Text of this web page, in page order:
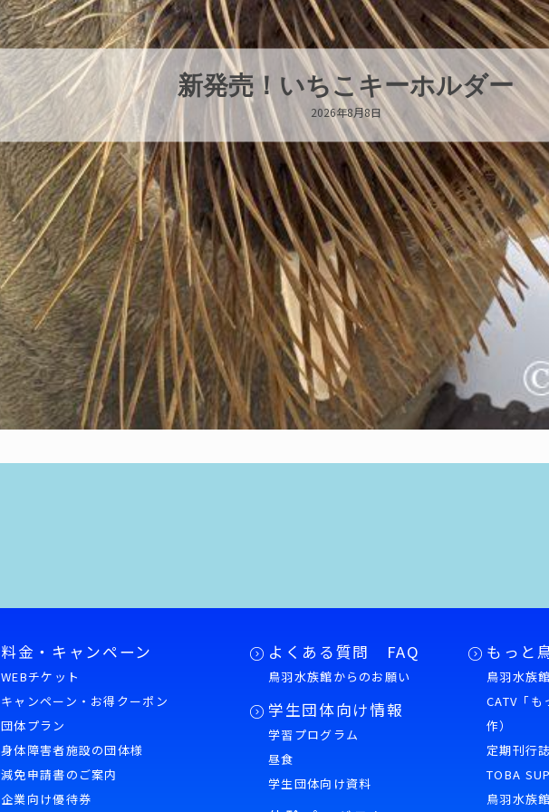
パラオオウムガイが交接してい
2026年8月7日
料金・キャンペーン
WEBチケット
キャンペーン・お得クーポン
団体プラン
身体障害者施設の団体様
減免申請書のご案内
企業向け優待券
よくある質問 FAQ
鳥羽水族館からのお願い
学生団体向け情報
学習プログラム
昼食
学生団体向け資料
もっと
鳥羽水族
CATV「
作）
定期刊行
TOBA
鳥羽水族